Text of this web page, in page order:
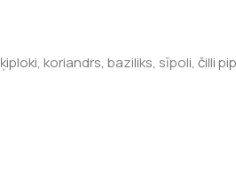
ķiploki, koriandrs, baziliks, sīpoli, čilli